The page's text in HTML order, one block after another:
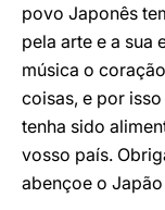
povo Japonês
pela arte e a sua
música o
coisas, e por
tenha sido
vosso país.
abençoe o